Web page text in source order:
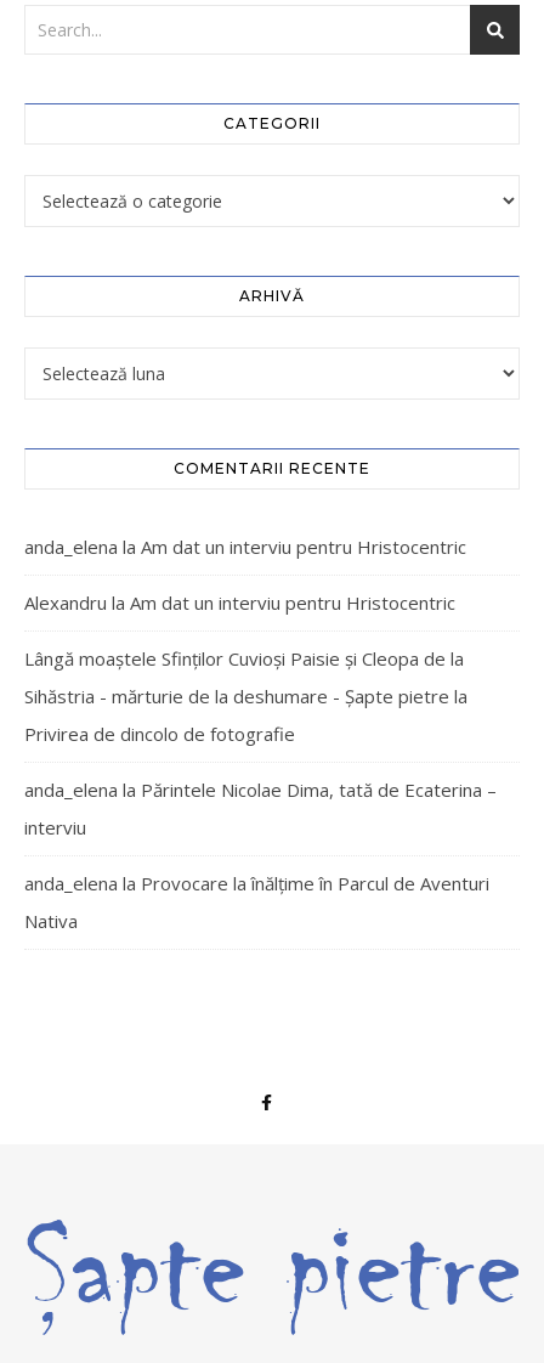
CATEGORII
ARHIVĂ
COMENTARII RECENTE
anda_elena la Am dat un interviu pentru Hristocentric
Alexandru la Am dat un interviu pentru Hristocentric
Lângă moaștele Sfinților Cuvioși Paisie și Cleopa de la
Sihăstria - mărturie de la deshumare - Şapte pietre la
Privirea de dincolo de fotografie
anda_elena la Părintele Nicolae Dima, tată de Ecaterina –
interviu
anda_elena la Provocare la înălțime în Parcul de Aventuri
Nativa